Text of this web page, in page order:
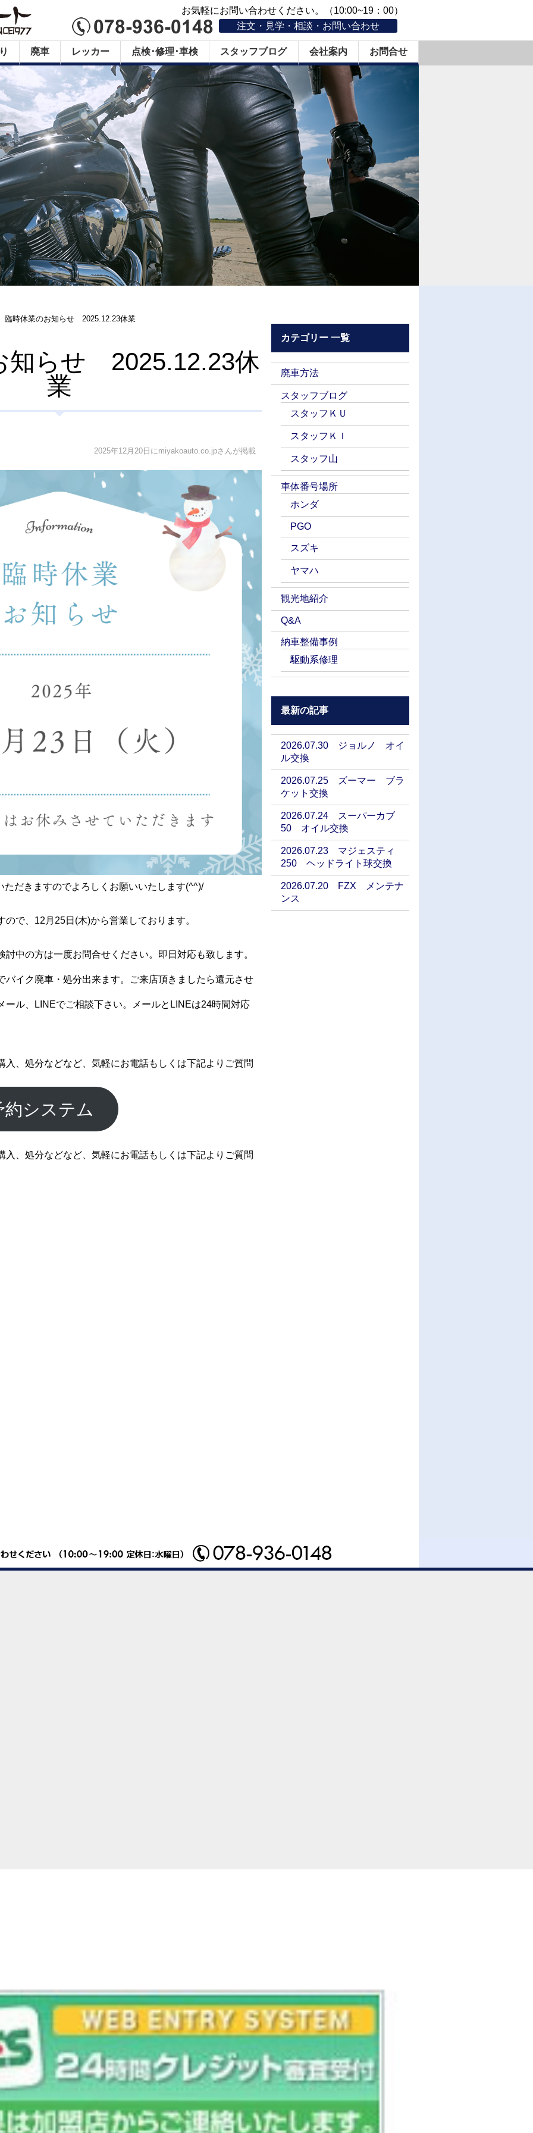
お気軽にお問い合わせください。（10:00~19：00）
注文・見学・相談・お問い合わせ
廃車 レッカー 点検･修理･車検 スタッフブログ 会社案内 お問合せ
臨時休業のお知らせ 2025.12.23休業
知らせ 2025.12.23休
業
2025年12月20日にmiyakoauto.co.jpさんが掲載
だきますのでよろしくお願いいたします(^^)/
で、12月25日(木)から営業しております。
中の方は一度お問合せください。即日対応も致します。
バイク廃車・処分出来ます。ご来店頂きましたら還元させ
ール、LINEでご相談下さい。メールとLINEは24時間対応
入、処分などなど、気軽にお電話もしくは下記よりご質問
システム
入、処分などなど、気軽にお電話もしくは下記よりご質問
カテゴリー 一覧
廃車方法
スタッフブログ
スタッフＫＵ
スタッフＫＩ
スタッフ山
車体番号場所
ホンダ
PGO
スズキ
ヤマハ
観光地紹介
Q&A
納車整備事例
駆動系修理
最新の記事
2026.07.30 ジョルノ オイ
ル交換
2026.07.25 ズーマー ブラ
ケット交換
2026.07.24 スーパーカブ
50 オイル交換
2026.07.23 マジェスティ
250 ヘッドライト球交換
2026.07.20 FZX メンテナ
ンス